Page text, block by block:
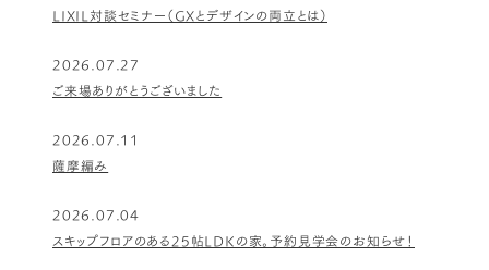
LIXIL対談セミナー（GXとデザインの両立とは）
2026.07.27
ご来場ありがとうございました
2026.07.11
薩摩編み
2026.07.04
スキップフロアのある25帖LDKの家。予約見学会のお知らせ！